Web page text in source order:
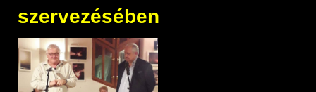
szervezésében